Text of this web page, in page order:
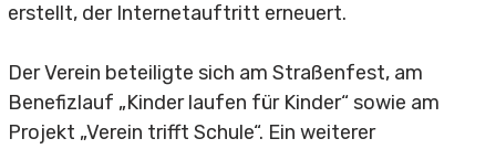
Bogensport
erstellt, der Internetauftritt erneuert.
Der Verein beteiligte sich am Straßenfest, am
Benefizlauf „Kinder laufen für Kinder“ sowie am
Projekt „Verein trifft Schule“. Ein weiterer